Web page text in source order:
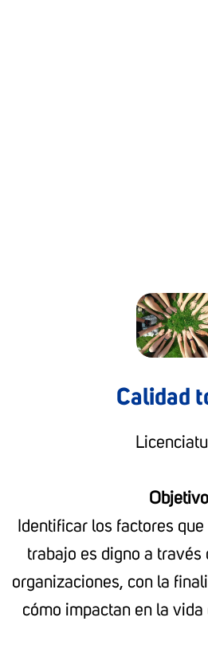
Calidad
Objetivo
Identificar los factores
trabajo es digno a través
organizaciones, con la
cómo impactan en la